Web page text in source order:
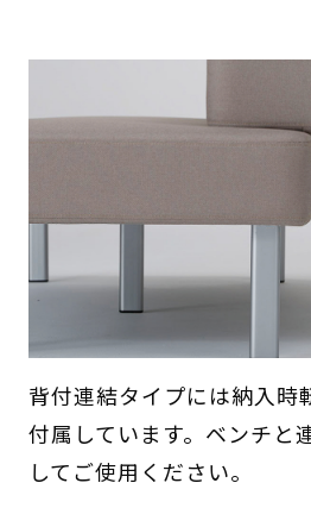
背付連結タイプには納入時
付属しています。ベンチと
してご使用ください。